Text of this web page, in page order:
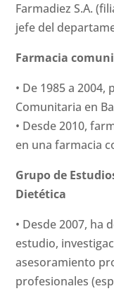
Farmadiez S.A.
jefe del
Farmacia
• De 1985 a
Comunitaria en
• Desde 2010,
en una farmacia
Grupo de
Dietética
• Desde 2007, ha
estudio,
asesoramiento
profesionales